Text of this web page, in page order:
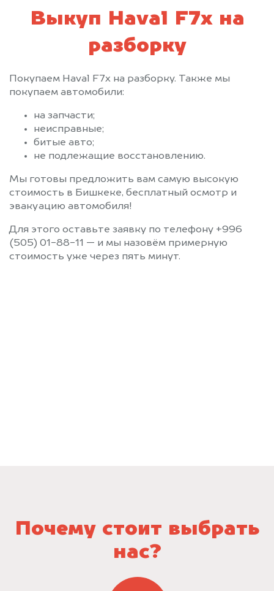
Выкуп Haval F7x на
разборку
Покупаем Haval F7x на разборку. Также мы
покупаем автомобили:
на запчасти;
неисправные;
битые авто;
не подлежащие восстановлению.
Мы готовы предложить вам самую высокую
стоимость в Бишкеке, бесплатный осмотр и
эвакуацию автомобиля!
Для этого оставьте заявку по телефону +996
(505) 01-88-11 — и мы назовём примерную
стоимость уже через пять минут.
Почему стоит выбрать
нас?